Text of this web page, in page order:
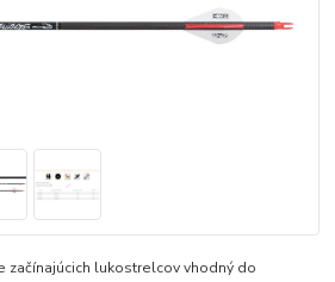
začínajúcich lukostrelcov vhodný do